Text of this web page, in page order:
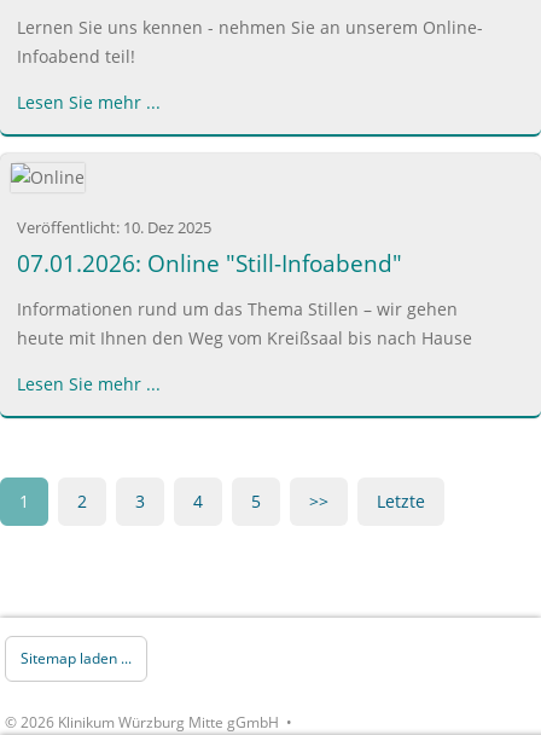
Lernen Sie uns kennen - nehmen Sie an unserem Online-
Infoabend teil!
Lesen Sie mehr ...
Veröffentlicht: 10. Dez 2025
07.01.2026: Online "Still-Infoabend"
Informationen rund um das Thema Stillen – wir gehen
heute mit Ihnen den Weg vom Kreißsaal bis nach Hause
Lesen Sie mehr ...
1 2 3 4 5 >> Letzte
Sitemap laden ...
© 2026 Klinikum Würzburg Mitte gGmbH •